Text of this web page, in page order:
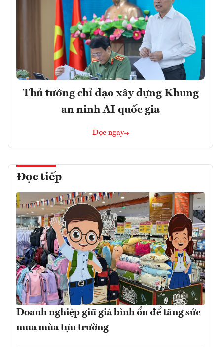
Thủ tướng chỉ đạo xây dựng Khung
an ninh AI quốc gia
Đọc ngay
Đọc tiếp
Doanh nghiệp giữ giá bình ổn để tăng sức
mua mùa tựu trường